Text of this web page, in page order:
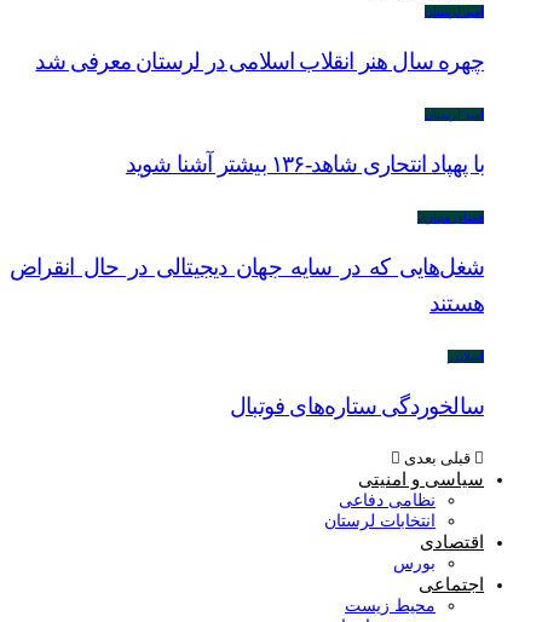
امید لرستان
چهره سال هنر انقلاب اسلامی در لرستان معرفی شد
امید لرستان
با پهپاد انتحاری شاهد-۱۳۶ بیشتر آشنا شوید
فضای مجازی
شغل‌‌هایی که در سایه جهان دیجیتالی در حال انقراض
هستند
اسلایدر
سالخوردگی ستاره‌های فوتبال
قبلی بعدی
سیاسی و امنیتی
نظامی دفاعی
انتخابات لرستان
اقتصادی
بورس
اجتماعی
محیط زیست